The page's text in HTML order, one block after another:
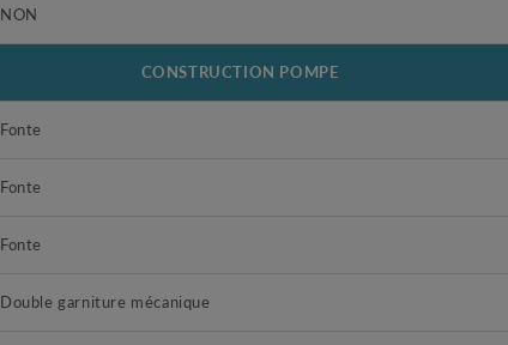
NON
CONSTRUCTION POMPE
Fonte
Fonte
Fonte
Double garniture mécanique